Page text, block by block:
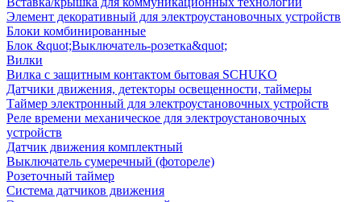
Элемент декоративный для электроустановочных устройств
Блоки комбинированные
Блок &quot;Выключатель-розетка&quot;
Вилки
Вилка с защитным контактом бытовая SCHUKO
Датчики движения, детекторы освещенности, таймеры
Таймер электронный для электроустановочных устройств
Реле времени механическое для электроустановочных
устройств
Датчик движения комплектный
Выключатель сумеречный (фотореле)
Розеточный таймер
Система датчиков движения